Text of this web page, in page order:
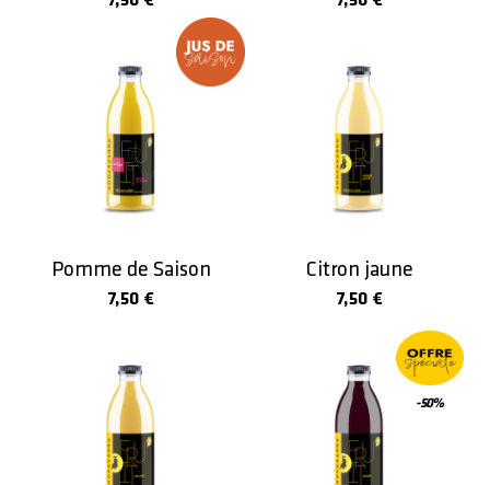
saison
Pomme de Saison
7,50 €
Citron jaune
7,50 €
-50%